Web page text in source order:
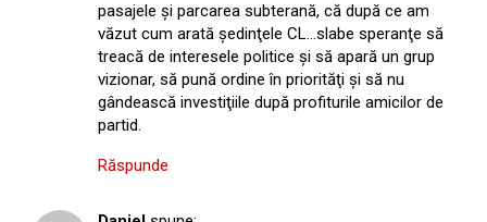
pasajele şi parcarea subterană, că după ce am
văzut cum arată şedinţele CL…slabe speranţe să
treacă de interesele politice şi să apară un grup
vizionar, să pună ordine în priorităţi şi să nu
gândească investiţiile după profiturile amicilor de
partid.
Răspunde